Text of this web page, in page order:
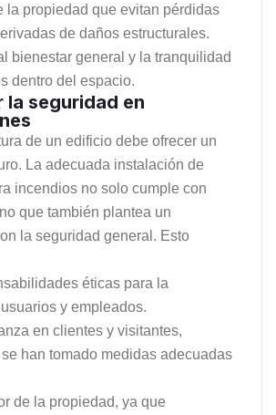
la propiedad que evitan pérdidas
de daños estructurales.
bienestar general y la tranquilidad
dentro del espacio.
la seguridad en
de un edificio debe ofrecer un
La adecuada instalación de
incendios no solo cumple con
que también plantea un
la seguridad general. Esto
éticas para la
y empleados.
en clientes y visitantes,
han tomado medidas adecuadas
de la propiedad, ya que